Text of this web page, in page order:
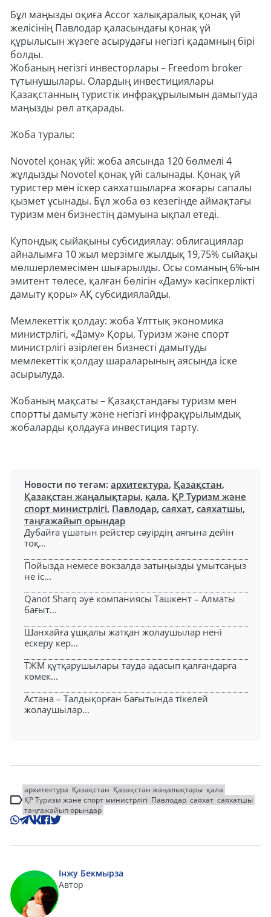
Бұл маңызды оқиға Accor халықаралық қонақ үй
желісінің Павлодар қаласындағы қонақ үй
құрылысын жүзеге асырудағы негізгі қадамның бірі
болды.
Жобаның негізгі инвесторлары – Freedom broker
тұтынушылары. Олардың инвестициялары
Қазақстанның туристік инфрақұрылымын дамытуда
маңызды рөл атқарады.
Жоба туралы:
Novotel қонақ үйі: жоба аясында 120 бөлмелі 4
жұлдызды Novotel қонақ үйі салынады. Қонақ үй
туристер мен іскер саяхатшыларға жоғары сапалы
қызмет ұсынады. Бұл жоба өз кезегінде аймақтағы
туризм мен бизнестің дамуына ықпал етеді.
Купондық сыйақыны субсидиялау: облигациялар
айналымға 10 жыл мерзімге жылдық 19,75% сыйақы
мөлшерлемесімен шығарылды. Осы соманың 6%-ын
эмитент төлесе, қалған бөлігін «Даму» кәсіпкерлікті
дамыту қоры» АҚ субсидиялайды.
Мемлекеттік қолдау: жоба Ұлттық экономика
министрлігі, «Даму» Қоры, Туризм және спорт
министрлігі әзірлеген бизнесті дамытуды
мемлекеттік қолдау шараларының аясында іске
асырылуда.
Жобаның мақсаты – Қазақстандағы туризм мен
спортты дамыту және негізгі инфрақұрылымдық
жобаларды қолдауға инвестиция тарту.
Новости по тегам: архитектура, Қазақстан,
Қазақстан жаңалықтары, қала, ҚР Туризм және
спорт министрлігі, Павлодар, саяхат, саяхатшы,
таңғажайып орындар
Дубайға ұшатын рейстер сәуірдің аяғына дейін
тоқ...
Пойызда немесе вокзалда затыңызды ұмытсаңыз
не іс...
Qanot Sharq әуе компаниясы Ташкент – Алматы
бағыт...
Шанхайға ұшқалы жатқан жолаушылар нені
ескеру кер...
ТЖМ құтқарушылары тауда адасып қалғандарға
көмек...
Астана – Талдықорған бағытында тікелей
жолаушылар...
архитектура Қазақстан Қазақстан жаңалықтары қала
ҚР Туризм және спорт министрлігі Павлодар саяхат саяхатшы
таңғажайып орындар
Інжу Бекмырза
Автор